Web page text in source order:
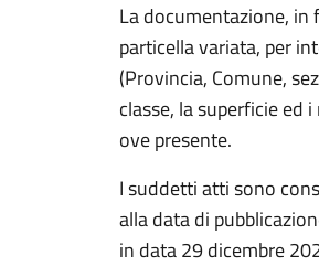
La documentazione, in
particella variata, per
(Provincia, Comune,
classe, la superficie ed
ove presente.
I suddetti atti sono
alla data di
in data 29 dicembre